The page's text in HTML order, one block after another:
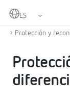
Home
Protección y